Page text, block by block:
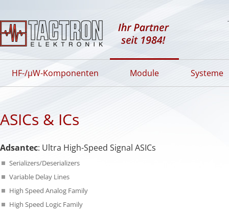
HF-/µW-Komponenten Module Systeme
ASICs & ICs
Adsantec: Ultra High-Speed Signal ASICs
Serializers/Deserializers
Variable Delay Lines
High Speed Analog Family
High Speed Logic Family